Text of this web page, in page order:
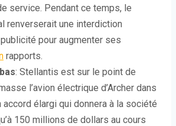
service. Pendant ce temps, le
renverserait une interdiction
pour augmenter ses
rapports.
: Stellantis est sur le point de
l’avion électrique d’Archer dans
accord élargi qui donnera à la société
150 millions de dollars au cours